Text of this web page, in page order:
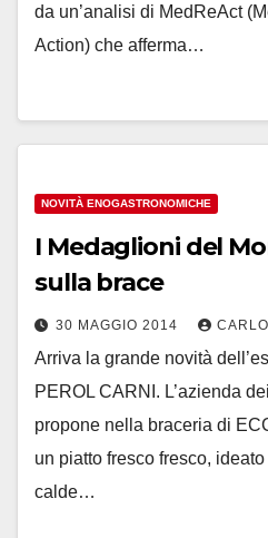
da un’analisi di MedReAct
Action) che afferma…
NOVITÀ ENOGASTRONOMICHE
I Medaglioni del
sulla brace
30 MAGGIO 2014
Arriva la grande novità
PEROL CARNI. L’azienda
propone nella braceria di
un piatto fresco fresco,
calde…